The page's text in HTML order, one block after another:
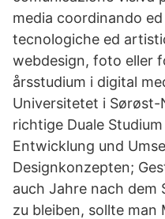
media coordinando
tecnologiche ed
webdesign, foto eller
årsstudium i digital
Universitetet i Sørøst-
richtige Duale
Entwicklung und
Designkonzepten;
auch Jahre nach dem
zu bleiben, sollte man